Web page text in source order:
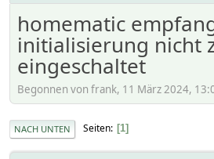
homematic
initialisierung nicht
eingeschaltet
Begonnen von frank, 11 März 2024,
NACH UNTEN Seiten 1